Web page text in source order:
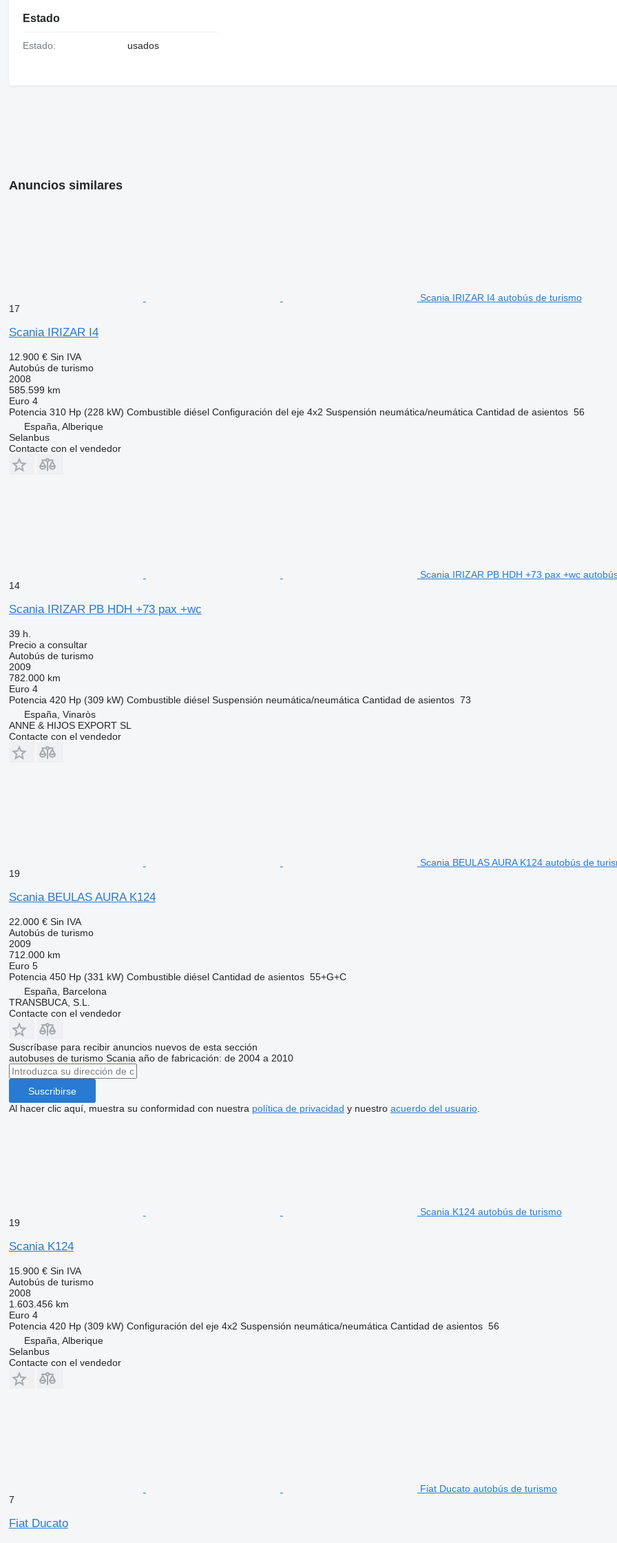
Estado
Estado: usados
Anuncios similares
Scania IRIZAR I4 autobús de turismo
17
Scania IRIZAR I4
12.900 € Sin IVA
Autobús de turismo
2008
585.599 km
Euro 4
Potencia 310 Hp (228 kW) Combustible diésel Configuración del eje 4x2 Suspensión neumática/neumática Cantidad de asientos 56
España, Alberique
Selanbus
Contacte con el vendedor
Scania IRIZAR PB HDH +73 pax +wc
14
Scania IRIZAR PB HDH +73 pax +wc
39 h.
Precio a consultar
Autobús de turismo
2009
782.000 km
Euro 4
Potencia 420 Hp (309 kW) Combustible diésel Suspensión neumática/neumática Cantidad de asientos 73
España, Vinaròs
ANNE & HIJOS EXPORT SL
Contacte con el vendedor
Scania BEULAS AURA K124 autobús de
19
Scania BEULAS AURA K124
22.000 € Sin IVA
Autobús de turismo
2009
712.000 km
Euro 5
Potencia 450 Hp (331 kW) Combustible diésel Cantidad de asientos 55+G+C
España, Barcelona
TRANSBUCA, S.L.
Contacte con el vendedor
Suscríbase para recibir anuncios nuevos de esta sección
autobuses de turismo Scania año de fabricación: de 2004 a 2010
Suscribirse
Al hacer clic aquí, muestra su conformidad con nuestra política de privacidad y nuestro acuerdo del usuario.
Scania K124 autobús de turismo
19
Scania K124
15.900 € Sin IVA
Autobús de turismo
2008
1.603.456 km
Euro 4
Potencia 420 Hp (309 kW) Configuración del eje 4x2 Suspensión neumática/neumática Cantidad de asientos 56
España, Alberique
Selanbus
Contacte con el vendedor
Fiat Ducato autobús de turismo
7
Fiat Ducato